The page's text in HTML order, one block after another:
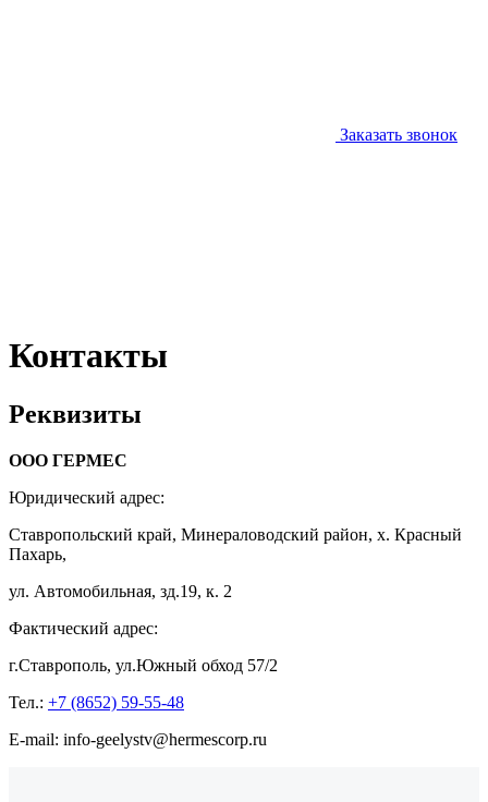
Заказать звонок
Контакты
Реквизиты
ООО ГЕРМЕС
Юридический адрес:
Ставропольский край, Минераловодский район, х. Красный
Пахарь,
ул. Автомобильная, зд.19, к. 2
Фактический адрес:
г.Ставрополь, ул.Южный обход 57/2
Тел.: +7 (8652) 59-55-48
E-mail: info-geelystv@hermescorp.ru